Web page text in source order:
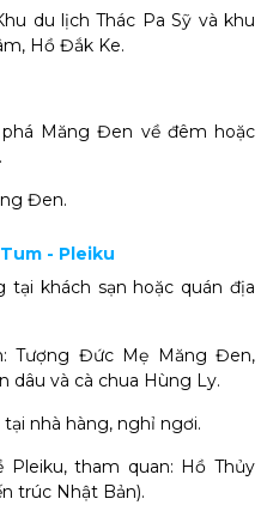
du lịch Thác Pa Sỹ và khu
Hồ Đắk Ke.
Măng Đen về đêm hoặc
Đen.
- Pleiku
khách sạn hoặc quán địa
Tượng Đức Mẹ Măng Đen,
dâu và cà chua Hùng Ly.
nhà hàng, nghỉ ngơi.
Pleiku, tham quan: Hồ Thủy
trúc Nhật Bản).